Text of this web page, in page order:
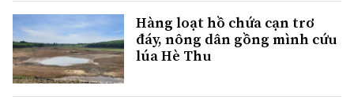
Hàng loạt hồ chứa cạn trơ
đáy, nông dân gồng mình cứu
lúa Hè Thu